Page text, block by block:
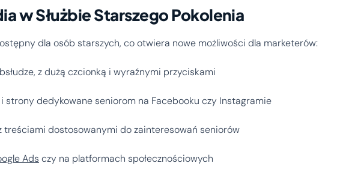
w Służbie Starszego Pokolenia
dla osób starszych, co otwiera nowe możliwości dla marketerów:
z dużą czcionką i wyraźnymi przyciskami
strony dedykowane seniorom na Facebooku czy Instagramie
treściami dostosowanymi do zainteresowań seniorów
Ads czy na platformach społecznościowych